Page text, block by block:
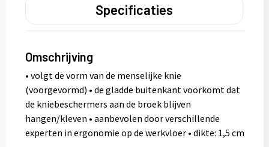
Specificaties
Omschrijving
• volgt de vorm van de menselijke knie
(voorgevormd) • de gladde buitenkant voorkomt dat
de kniebeschermers aan de broek blijven
hangen/kleven • aanbevolen door verschillende
experten in ergonomie op de werkvloer • dikte: 1,5 cm